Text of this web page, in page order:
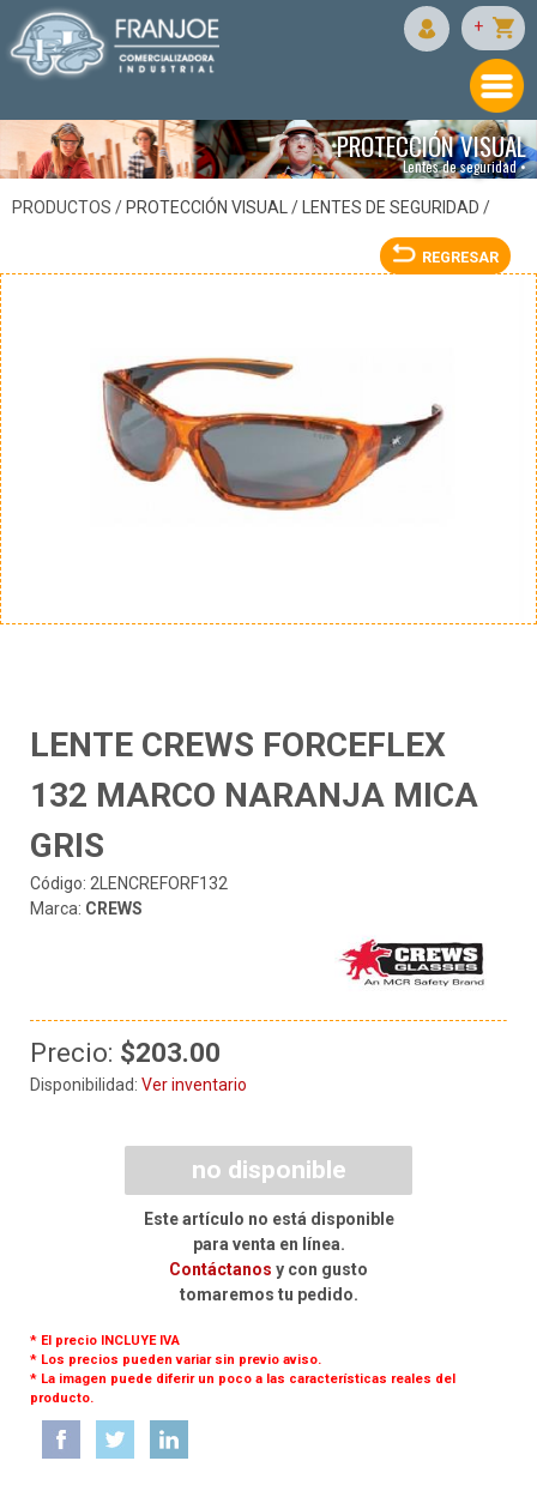
+
PROTECCIÓN VISUAL
Lentes de seguridad •
PRODUCTOS / PROTECCIÓN VISUAL / LENTES DE SEGURIDAD /
REGRESAR
LENTE CREWS FORCEFLEX
132 MARCO NARANJA MICA
GRIS
Código: 2LENCREFORF132
Marca: CREWS
Precio: $203.00
Disponibilidad: Ver inventario
no disponible
Este artículo no está disponible
para venta en línea.
Contáctanos y con gusto
tomaremos tu pedido.
* El precio INCLUYE IVA
* Los precios pueden variar sin previo aviso.
* La imagen puede diferir un poco a las características reales del
producto.